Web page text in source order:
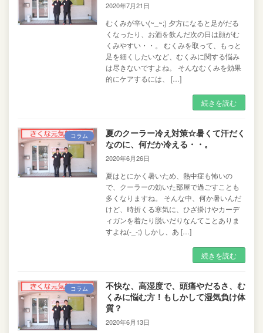
2020年7月21日
むくみが辛い(~_~;) 夕方になると足がだる
くなったり、お酒を飲んだ次の日は顔がむ
くみやすい・・。 むくみを取って、もっと
足を細くしたいなど、むくみに関する悩み
は尽きないですよね。 そんなむくみを効果
的にケアするには、 […]
続きを読む
コラム
夏のクーラー冷え対策☆暑くて汗だく
なのに、何だか冷える・・。
2020年6月26日
夏はとにかく暑いため、熱中症も怖いの
で、クーラーの効いた部屋で過ごすことも
多くなりますね。 そんな中、何か暑いんだ
けど、時折くる寒気に、ひざ掛けやカーデ
ィガンを着たり脱いだりなんてことありま
すよね(-_-;) しかし、あ […]
続きを読む
コラム
不快な、高湿度で、頭痛やだるさ、む
くみに悩む方！もしかして湿気負け体
質？
2020年6月13日